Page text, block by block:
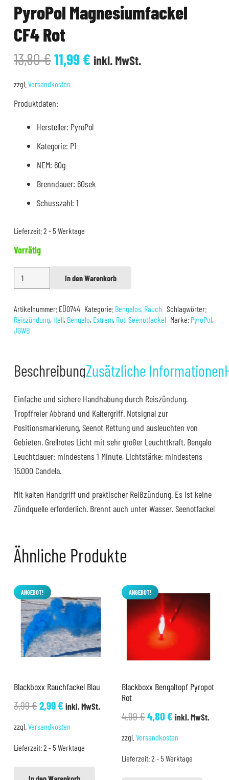
PyroPol Magnesiumfackel
CF4 Rot
13,80€Ursprünglicher
Preis
war:
13,80 €
11,99€Aktueller
inkl. MwSt.
zzgl. Versandkosten
Produktdaten:
Hersteller: PyroPol
Kategorie: P1
NEM: 60g
Brenndauer: 60sek
Schusszahl: 1
Lieferzeit:2 - 5 Werktage
Vorrätig
PyroPol
Magnesiumfackel
Rot
Menge
In den Warenkorb
Alternative:
Artikelnummer: EÜ0744 Kategorie: Bengalos, Rauch Schlagwörter:
Reiszündung, Hell, Bengalo, Extrem, Rot, Seenotfackel Marke: PyroPol,
JGWB
BeschreibungZusätzliche Informationen
Einfache und sichere Handhabung durch Reiszündung.
Tropffreier Abbrand und Kaltergriff. Notsignal zur
Positionsmarkierung, Seenot Rettung und ausleuchten von
Gebieten. Grellrotes Licht mit sehr großer Leuchttkraft. Bengalo
Leuchtdauer: mindestens 1 Minute, Lichtstärke: mindestens
15.000 Candela.
Mit kalten Handgriff und praktischer Reißzündung. Es ist keine
Zündquelle erforderlich. Brennt auch unter Wasser. Seenotfackel
Ähnliche Produkte
ANGEBOT!
Blackboxx Rauchfackel Blau
3,99€Ursprünglicher
3,99 €
2,99€Aktueller
2,99 €.
inkl. MwSt.
zzgl. Versandkosten
Lieferzeit:2 - 5 Werktage
ANGEBOT!
Blackboxx Bengaltopf Pyropot
Rot
4,99€Ursprünglicher
4,99 €
4,80€Aktueller
4,80 €.
inkl. MwSt.
zzgl. Versandkosten
Lieferzeit:2 - 5 Werktage